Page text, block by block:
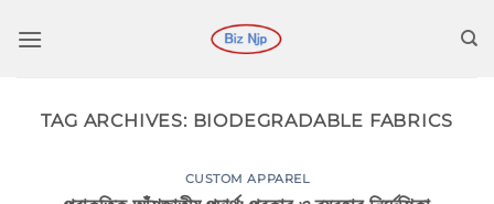
চলে
TAG ARCHIVES: BIODEGRADABLE FABRICS
CUSTOM APPAREL